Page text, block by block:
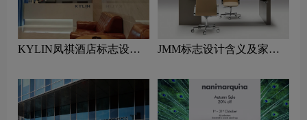
KYLIN凤祺酒店标志设计
JMM标志设计含义及家具